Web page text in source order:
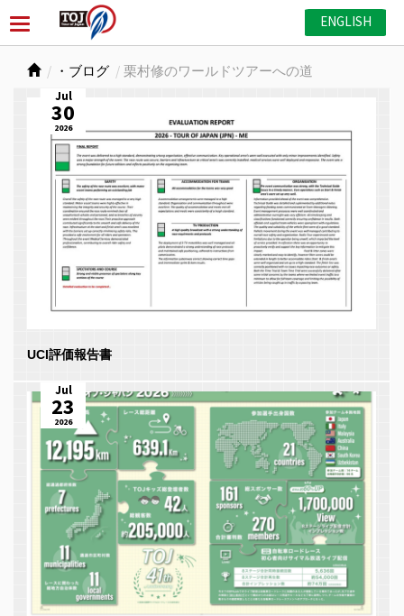
ENGLISH
・ブログ 栗村修のワールドツアーへの道
UCI評価報告書
Jul
30
2026
Jul
23
2026